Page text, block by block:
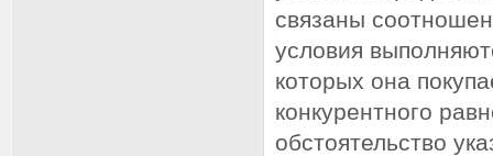
связаны
условия
которых она
конкурентного
обстоятельство